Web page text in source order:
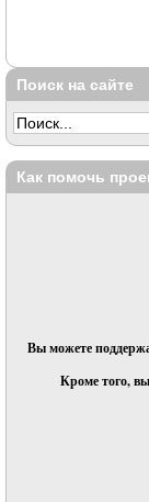
Поиск на сайте
Как помочь
Вы можете
Кроме того,